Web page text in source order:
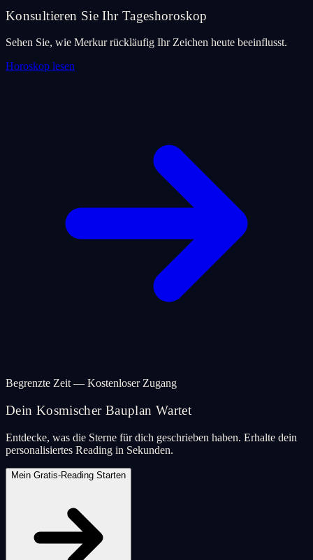
Konsultieren Sie Ihr Tageshoroskop
Sehen Sie, wie Merkur rückläufig Ihr Zeichen heute beeinflusst.
Horoskop lesen
Begrenzte Zeit — Kostenloser Zugang
Dein Kosmischer Bauplan Wartet
Entdecke, was die Sterne für dich geschrieben haben. Erhalte dein
personalisiertes Reading in Sekunden.
Mein Gratis-Reading Starten